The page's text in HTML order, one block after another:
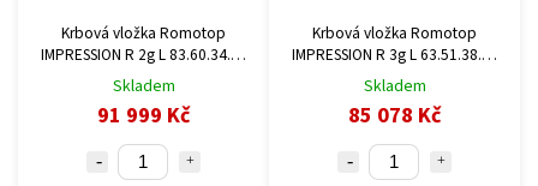
Krbová vložka Romotop
IMPRESSION R 2g L 83.60.34.21
bez šamotu
Skladem
91 999 Kč
Krbová vložka Romotop
IMPRESSION R 3g L 63.51.38.14
(bez odkouření)
Skladem
85 078 Kč